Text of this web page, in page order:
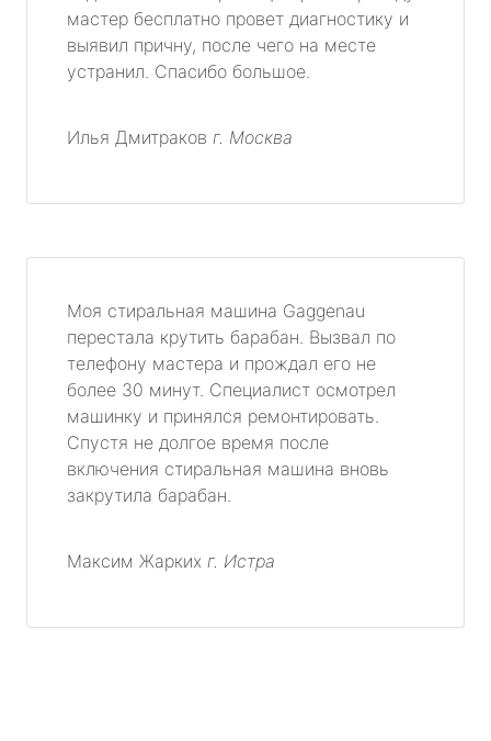
мастер бесплатно провет диагностику и
выявил причну, после чего на месте
устранил. Спасибо большое.
Илья Дмитраков г. Москва
Моя стиральная машина Gaggenau
перестала крутить барабан. Вызвал по
телефону мастера и прождал его не
более 30 минут. Специалист осмотрел
машинку и принялся ремонтировать.
Спустя не долгое время после
включения стиральная машина вновь
закрутила барабан.
Максим Жарких г. Истра